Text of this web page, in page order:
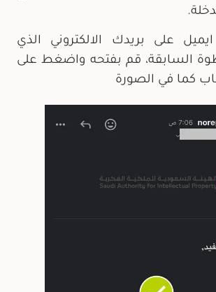
على بريدك الالكتروني الذي
السابقة، قم بفتحه واضغط على
كما في الصورة